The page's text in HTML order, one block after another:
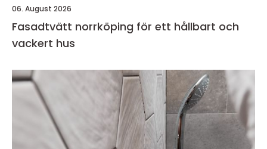
06. August 2026
Fasadtvätt norrköping för ett hållbart och
vackert hus